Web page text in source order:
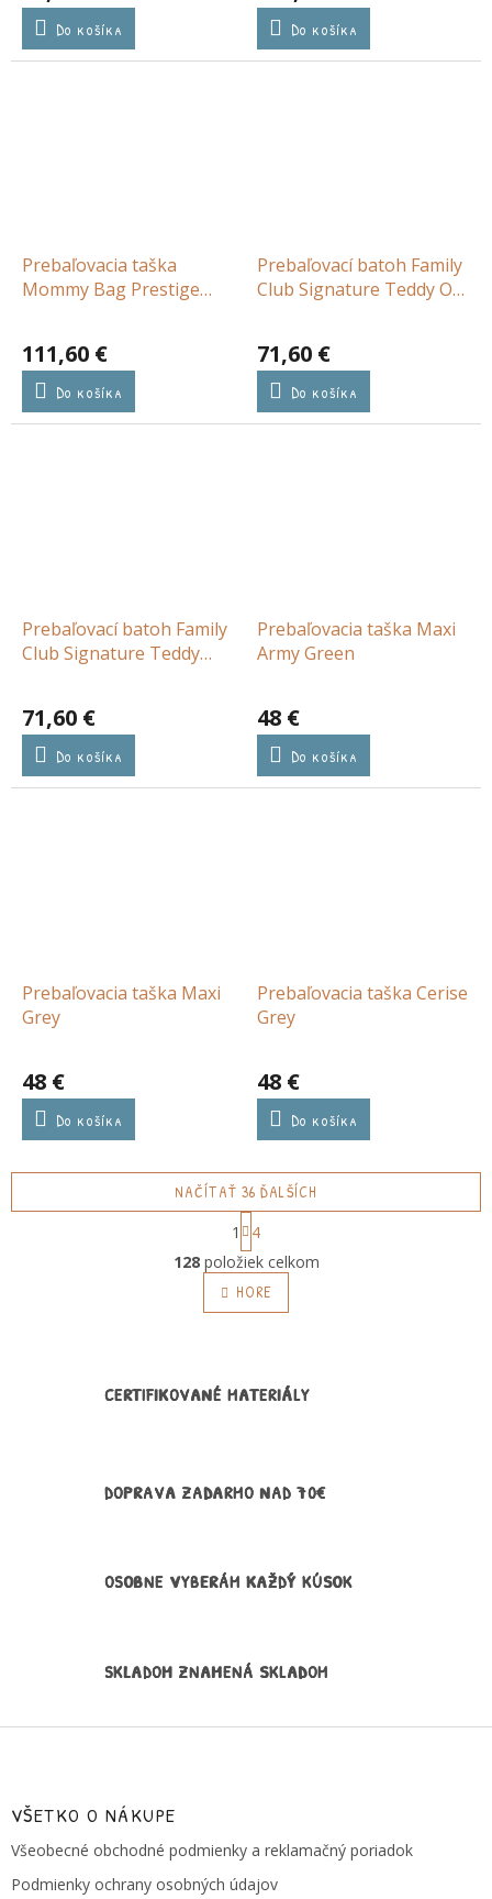
Do košíka Do košíka
Prebaľovacia taška
Mommy Bag Prestige
111,60 €
Do košíka
Prebaľovací batoh Family
Club Signature Teddy Off
71,60 €
Do košíka
Prebaľovací batoh Family
Club Signature Teddy
71,60 €
Do košíka
Prebaľovacia taška Maxi
Army Green
48 €
Do košíka
Prebaľovacia taška Maxi
Grey
48 €
Do košíka
Prebaľovacia taška Cerise
Grey
48 €
Do košíka
O
v
l
á
i
v
k
p
NAČÍTAŤ 36 ĎALŠÍCH
S
t
r
á
n
k
n
i
1
4
128položiek celkom
HORE
CERTIFIKOVANÉ MATERIÁLY
DOPRAVA ZADARMO NAD 70€
OSOBNE VYBERÁM KAŽDÝ KÚSOK
SKLADOM ZNAMENÁ SKLADOM
Z
VŠETKO O NÁKUPE
Všeobecné obchodné podmienky a reklamačný poriadok
Podmienky ochrany osobných údajov